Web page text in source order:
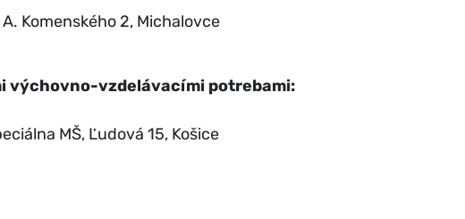
Komenského 2, Michalovce
výchovno-vzdelávacími potrebami:
MŠ, Ľudová 15, Košice